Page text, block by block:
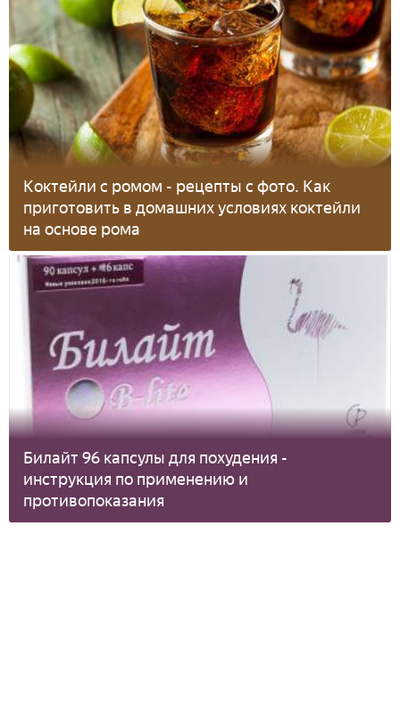
Коктейли с ромом - рецепты с фото. Как
приготовить в домашних условиях коктейли
на основе рома
Билайт 96 капсулы для похудения -
инструкция по применению и
противопоказания